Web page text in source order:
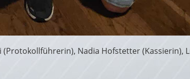
(Protokollführerin), Nadia Hofstetter (Kassierin),